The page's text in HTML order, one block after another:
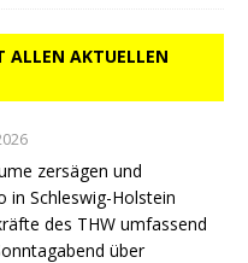
ALLEN AKTUELLEN
zersägen und
in Schleswig-Holstein
des THW umfassend
über